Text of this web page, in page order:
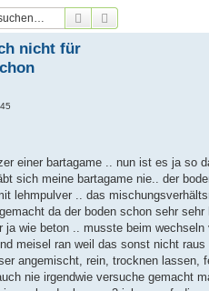
Suche
nicht für
einer bartagame .. nun ist es ja so
sich meine bartagame nie.. der
lehmpulver .. das
da der boden schon sehr sehr
ja wie beton .. musste beim wechseln
meisel ran weil das sonst nicht raus
angemischt, rein, trocknen lassen,
nie irgendwie versuche gemacht